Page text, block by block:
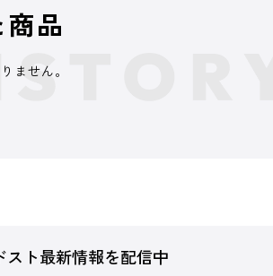
品
ません。
スト最新情報を配信中